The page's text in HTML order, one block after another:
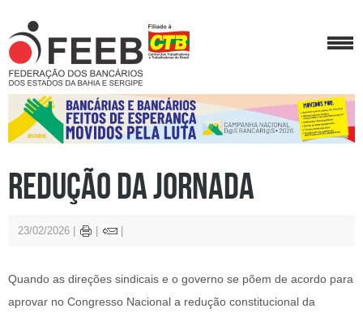
Redução da jornada
23/02/2026
Quando as direções sindicais e o governo se põem de acordo para
aprovar no Congresso Nacional a redução constitucional da